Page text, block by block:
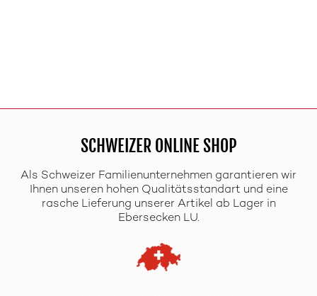
SCHWEIZER ONLINE SHOP
Als Schweizer Familienunternehmen garantieren wir
Ihnen unseren hohen Qualitätsstandart und eine
rasche Lieferung unserer Artikel ab Lager in
Ebersecken LU.